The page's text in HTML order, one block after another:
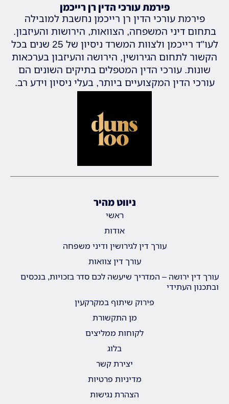
פירמת עורכי הדין רן רייכמן
פירמת עורכי הדין רן רייכמן נחשבת למובילה
בתחום דיני המשפחה, הצוואות, הירושות והעיזבון.
לעו"ד רייכמן ולצוות המשרד ניסיון של 25 שנים בכל
הקשור לתחום הגירושין, הירושה והעיזבון בערכאות
שונות. עורכי הדין המטפלים בתיקים השונים הם
עורכי הדין המקצועיים ביותר, בעלי ניסיון וידע רב.
ניווט מהיר
ראשי
אודות
עורך דין לגירושין ודיני משפחה
עורך דין צוואות
עורך דין ירושה – המדריך שיעשה לכם סדר בזכויות, בנכסים
ובתכנון העתידי
פירוק שיתוף במקרקעין
מן התקשורת
לקוחות ממליצים
בלוג
יצירת קשר
מדיניות פרטיות
הצהרת נגישות